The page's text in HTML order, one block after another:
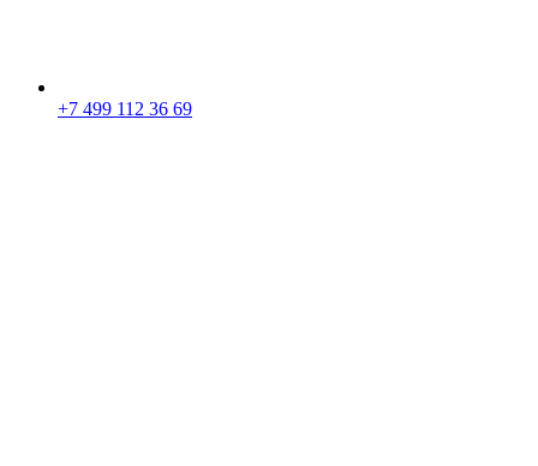
+7 499 112 36 69